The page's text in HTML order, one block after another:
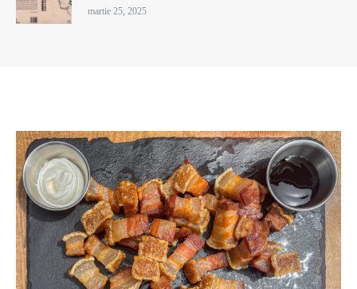
martie 25, 2025